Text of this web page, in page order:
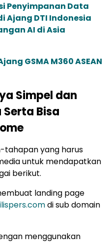
Penyimpanan Data
Ajang DTI Indonesia
AI di Asia
GSMA M360 ASEAN
Simpel dan
Bisa
tahapan yang harus
untuk mendapatkan
berikut.
landing page
di sub domain
menggunakan